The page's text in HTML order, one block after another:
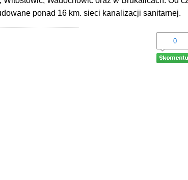
ponad 16 km. sieci kanalizacji sanitarnej.
0